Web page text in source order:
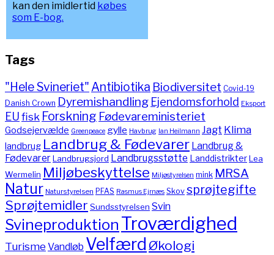
kan den imidlertid købes
som E-bog.
Tags
"Hele Svineriet" Antibiotika Biodiversitet Covid-19
Danish Crown Dyremishandling Ejendomsforhold Eksport
EUfisk Forskning Fødevareministeriet
Godsejervælde Greenpeace gylle Havbrug Ian Heilmann Jagt Klima
landbrug Landbrug & Fødevarer Landbrug &
FødevarerLandbrugsjord Landbrugsstøtte LanddistrikterLea
Wermelin Miljøbeskyttelse Miljøstyrelsen mink MRSA
Natur Naturstyrelsen PFAS Rasmus Ejrnæs Skov sprøjtegifte
Sprøjtemidler Sundsstyrelsen Svin
Svineproduktion Troværdighed
TurismeVandløb Velfærd Økologi